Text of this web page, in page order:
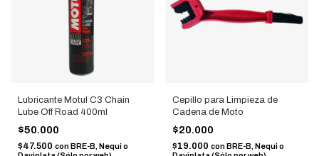
Lubricante Motul C3 Chain
Lube Off Road 400ml
$50.000
$47.500 conBRE-B, Nequi o
Cepillo para Limpieza de
Cadena de Moto
$20.000
$19.000 con BRE-B, Nequi o